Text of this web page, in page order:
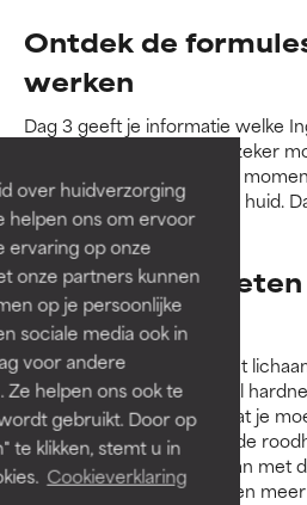
over huidverzorging
helpen ons om ervoor
ervaring op onze
onze partners kunnen
op je persoonlijke
sociale media ook in
voor andere
helpen ons ook te
gebruikt. Door op
te klikken, stemt u in
Cookieverklaring
Ontdek de
werken
Dag 3 geeft je informatie welke
en welke ingrediënten je zeker
je om de producten die je
of ze wel goed zijn voor je huid.
complexe acne
Kom alles te
aging
Dag 5 geeft je tips omtrent
weten dat deze vorm heel
leggen we op dag 6 uit wat je
van de huid verbetert en de
wellicht aan de slag te gaan met
je officieel op weg naar een